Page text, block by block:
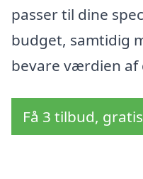
passer til dine
budget, samtidig
bevare værdien af
Få 3 tilbud,